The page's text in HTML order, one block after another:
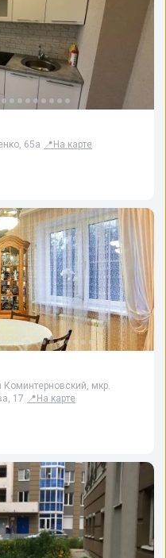
65а 📍 На карте
Коминтерновский, мкр.
17 📍 На карте